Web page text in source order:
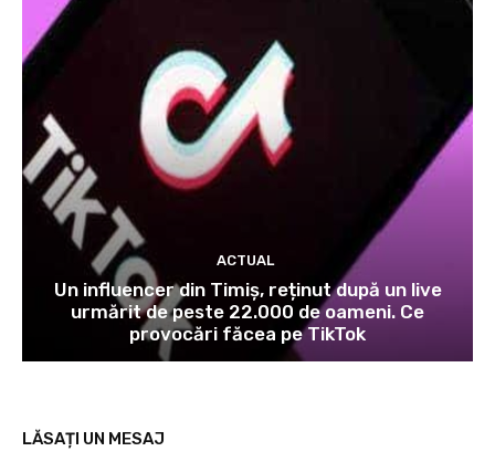
ACTUAL
Un influencer din Timiș, reținut după un live
urmărit de peste 22.000 de oameni. Ce
provocări făcea pe TikTok
LĂSAȚI UN MESAJ